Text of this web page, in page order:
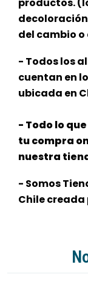
productos.
del cambio
- Todos los
cuentan en
ubicada en
- Todo lo
tu compra
nuestra
- Somos
Chile